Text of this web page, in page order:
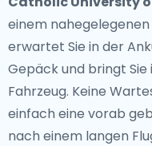
einem
erwartet Sie in der
Gepäck und bringt
Fahrzeug. Keine
einfach eine vorab
nach einem langen